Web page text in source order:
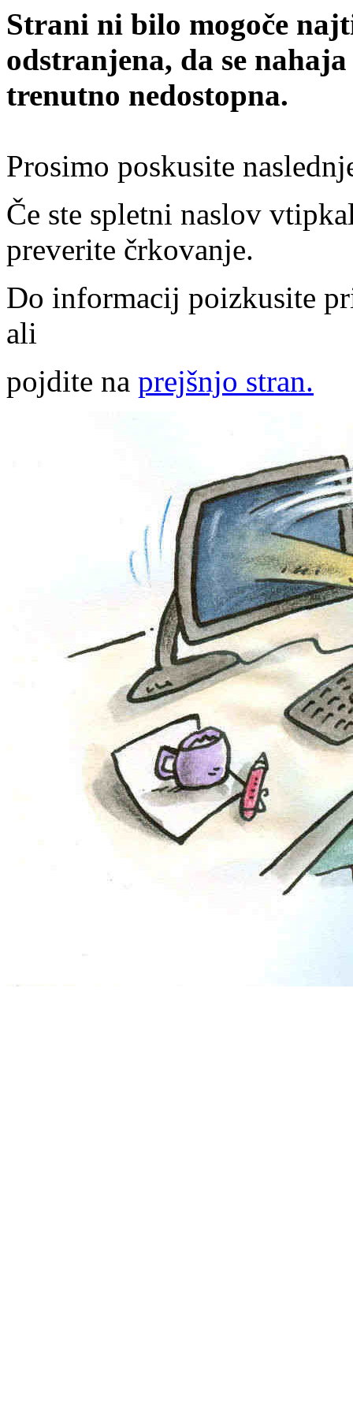
Strani ni bilo mogoče
odstranjena, da se
trenutno nedostopna.
Prosimo poskusite
Če ste spletni naslov
preverite črkovanje.
Do informacij poizkusite
ali
pojdite na prejšnjo stran.